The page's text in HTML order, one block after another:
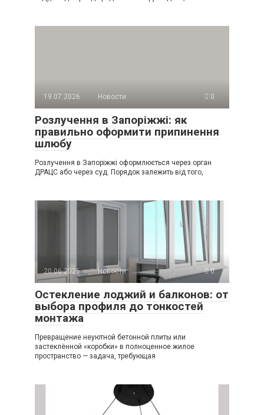
19.07.2026 Новости 0
Розлучення в Запоріжжі: як
правильно оформити припинення
шлюбу
Розлучення в Запоріжжі оформлюється через орган
ДРАЦС або через суд. Порядок залежить від того,
20.06.2026 Новости 0
Остекление лоджий и балконов: от
выбора профиля до тонкостей
монтажа
Превращение неуютной бетонной плиты или
застеклённой «коробки» в полноценное жилое
пространство — задача, требующая